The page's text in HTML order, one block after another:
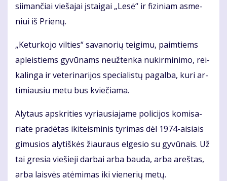
si­i­man­čiai vie­ša­jai įstai­gai „Le­sė“ ir fi­zi­niam as­me­
niui iš Prie­nų.
„Ke­tur­ko­jo vil­ties“ sa­va­no­rių tei­gi­mu, pa­im­tiems
ap­leis­tiems gy­vū­nams ne­už­ten­ka nu­kir­mi­ni­mo, rei­
ka­lin­ga ir ve­te­ri­na­ri­jos spe­cia­lis­tų pa­gal­ba, ku­ri ar­
ti­miau­siu me­tu bus kvie­čia­ma.
Aly­taus ap­skri­ties vy­riau­sia­ja­me po­li­ci­jos ko­mi­sa­
ria­te pra­dė­tas iki­teis­mi­nis ty­ri­mas dėl 1974-ai­siais
gi­mu­sios aly­tiš­kės žiau­raus el­ge­sio su gy­vū­nais. Už
tai gre­sia vie­šie­ji dar­bai ar­ba bau­da, ar­ba areš­tas,
ar­ba lais­vės at­ėmi­mas iki vie­ne­rių me­tų.